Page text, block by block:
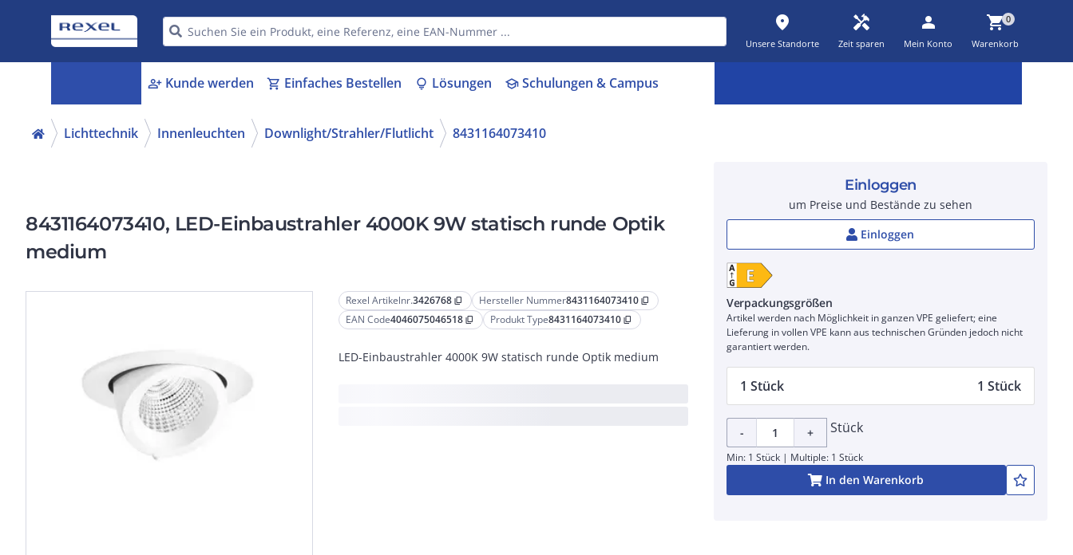
place
Unsere Standorte
handyman
Zeit sparen
person
Mein Konto
shopping_cart0
Warenkorb
person_add Kunde werden shopping_cart Einfaches Bestellen lightbulb Lösungen schoolSchulungen & Campus
Lichttechnik Innenleuchten Downlight/Strahler/Flutlicht 8431164073410
8431164073410, LED-Einbaustrahler 4000K 9W statisch runde Optik
medium
Rexel Artikelnr.3426768 content_copy Hersteller Nummer8431164073410 content_copy
EAN Code4046075046518 content_copy Produkt Type8431164073410 content_copy
LED-Einbaustrahler 4000K 9W statisch runde Optik medium
Einloggen
um Preise und Bestände zu sehen
Einloggen
Verpackungsgrößen
Artikel werden nach Möglichkeit in ganzen VPE geliefert; eine
Lieferung in vollen VPE kann aus technischen Gründen jedoch nicht
garantiert werden.
1 Stück 1 Stück
- + Stück
Min: 1 Stück | Multiple: 1 Stück
In den Warenkorb